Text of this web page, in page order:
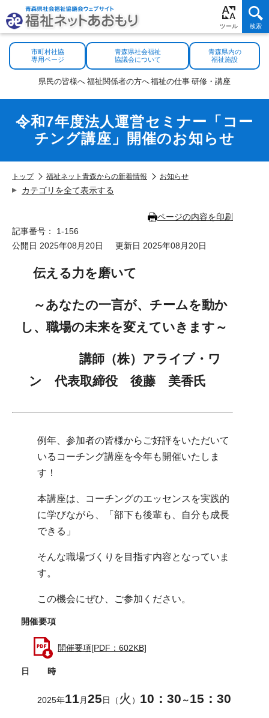
市町村社協
専用ページ
青森県社会福祉
協議会について
青森県内の
福祉施設
県民の皆様へ 福祉関係者の方へ福祉の仕事 研修・ 講座
令和7年度法人運営セミナー「コー
チング講座」開催のお知らせ
トップ 福祉ネット青森からの新着情報 お知らせ
カテゴリを全て表示する
ページの内容を印刷
記事番号： 1-156
公開日 2025年08月20日
更新日 2025年08月20日
伝える力を磨いて
～あなたの一言が、チームを動か
し、職場の未来を変えていきます～
講師（株）アライブ・ワ
ン 代表取締役 後藤 美香氏
例年、参加者の皆様からご好評をいただいて
いるコーチング講座を今年も開催いたしま
す！
本講座は、コーチングのエッセンスを実践的
に学びながら、「部下も後輩も、自分も成長
できる」
そんな職場づくりを目指す内容となっていま
す。
この機会にぜひ、ご参加ください。
開催要項
開催要項[PDF：602KB]
日 時
2025年11 月25日（ 火 ） 10：30 ～15：30